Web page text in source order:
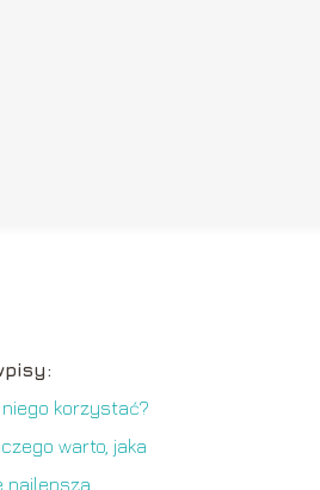
korzystać?
warto, jaka
najlepsza